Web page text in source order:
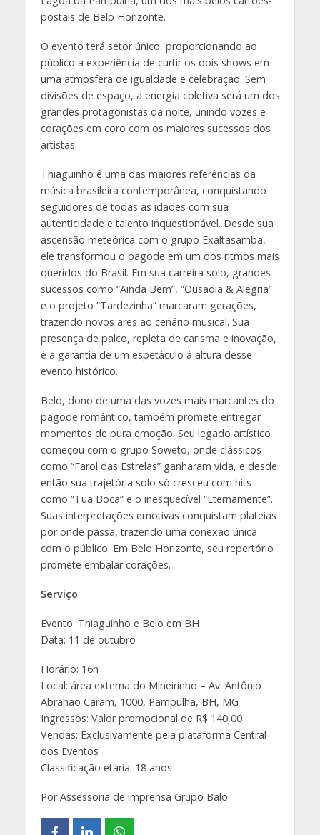
postais de Belo Horizonte.
O evento terá setor único, proporcionando ao
público a experiência de curtir os dois shows em
uma atmosfera de igualdade e celebração. Sem
divisões de espaço, a energia coletiva será um dos
grandes protagonistas da noite, unindo vozes e
corações em coro com os maiores sucessos dos
artistas.
Thiaguinho é uma das maiores referências da
música brasileira contemporânea, conquistando
seguidores de todas as idades com sua
autenticidade e talento inquestionável. Desde sua
ascensão meteórica com o grupo Exaltasamba,
ele transformou o pagode em um dos ritmos mais
queridos do Brasil. Em sua carreira solo, grandes
sucessos como “Ainda Bem”, “Ousadia & Alegria”
e o projeto “Tardezinha” marcaram gerações,
trazendo novos ares ao cenário musical. Sua
presença de palco, repleta de carisma e inovação,
é a garantia de um espetáculo à altura desse
evento histórico.
Belo, dono de uma das vozes mais marcantes do
pagode romântico, também promete entregar
momentos de pura emoção. Seu legado artístico
começou com o grupo Soweto, onde clássicos
como “Farol das Estrelas” ganharam vida, e desde
então sua trajetória solo só cresceu com hits
como “Tua Boca” e o inesquecível “Eternamente”.
Suas interpretações emotivas conquistam plateias
por onde passa, trazendo uma conexão única
com o público. Em Belo Horizonte, seu repertório
promete embalar corações.
Serviço
Evento: Thiaguinho e Belo em BH
Data: 11 de outubro
Horário: 16h
Local: área externa do Mineirinho – Av. Antônio
Abrahão Caram, 1000, Pampulha, BH, MG
Ingressos: Valor promocional de R$ 140,00
Vendas: Exclusivamente pela plataforma Central
dos Eventos
Classificação etária: 18 anos
Por Assessoria de imprensa Grupo Balo